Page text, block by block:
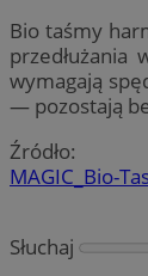
Bio taśmy
przedłużania
wymagają
— pozostają
Źródło:
MAGIC_Bio-
Słuchaj